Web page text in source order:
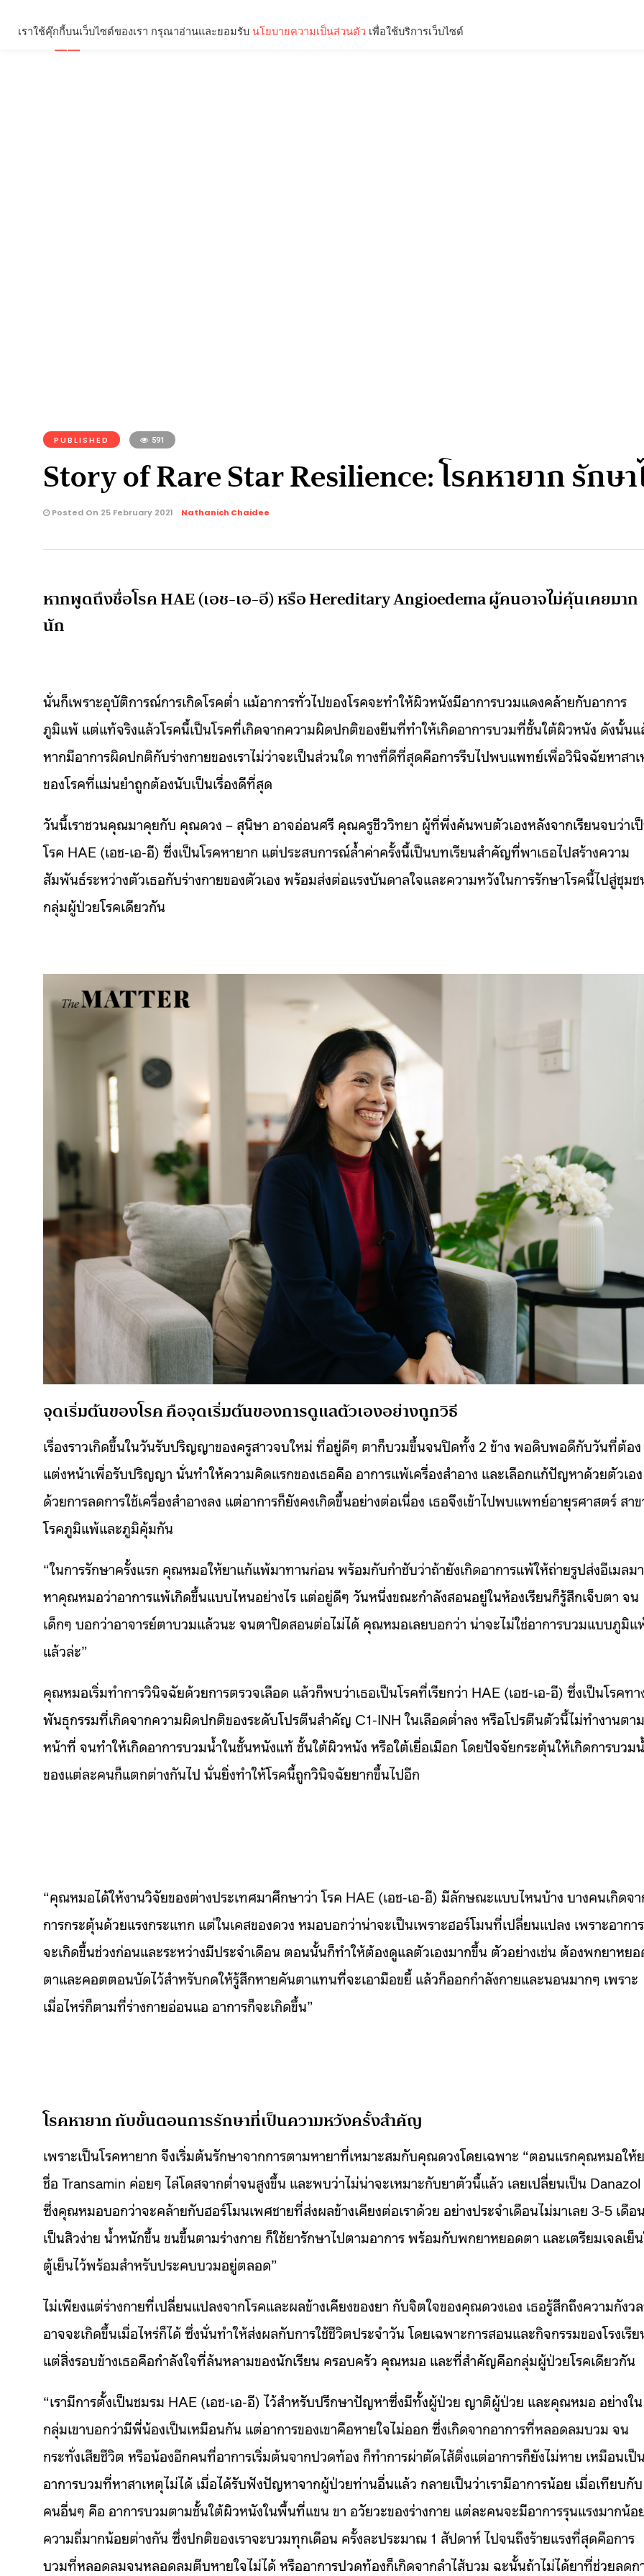
PUBLISHED 591
Story of Rare Star Resilience: โรคหายาก รักษ
Posted On 25 February 2021 Nathanich Chaidee
หากพูดถึงชื่อโรค HAE (เอช-เอ-อี) หรือ Hereditary Angioedema ผู้คนอาจไม่คุ้นเคยมาก
นัก
นั่นก็เพราะอุบัติการณ์การเกิดโรคต่ำ แม้อาการทั่วไปของโรคจะทำให้ผิวหนังมีอาการบวมแดงคล้ายกับอาการ
ภูมิแพ้ แต่แท้จริงแล้วโรคนี้เป็นโรคที่เกิดจากความผิดปกติของยีนที่ทำให้เกิดอาการบวมที่ชั้นใต้ผิวหนัง ดังนั้นแ
หากมีอาการผิดปกติกับร่างกายของเราไม่ว่าจะเป็นส่วนใด ทางที่ดีที่สุดคือการรีบไปพบแพทย์เพื่อวินิจฉัยหาสา
ของโรคที่แม่นยำถูกต้องนับเป็นเรื่องดีที่สุด
วันนี้เราชวนคุณมาคุยกับ คุณดวง – สุนิษา อาจอ่อนศรี คุณครูชีววิทยา ผู้ที่พึ่งค้นพบตัวเองหลังจากเรียนจบว่าเ
โรค HAE (เอช-เอ-อี) ซึ่งเป็นโรคหายาก แต่ประสบการณ์ล้ำค่าครั้งนี้เป็นบทเรียนสำคัญที่พาเธอไปสร้างความ
สัมพันธ์ระหว่างตัวเธอกับร่างกายของตัวเอง พร้อมส่งต่อแรงบันดาลใจและความหวังในการรักษาโรคนี้ไปสู่ชุมช
กลุ่มผู้ป่วยโรคเดียวกัน
จุดเริ่มต้นของโรค คือจุดเริ่มต้นของการดูแลตัวเองอย่างถูกวิธี
เรื่องราวเกิดขึ้นในวันรับปริญญาของครูสาวจบใหม่ ที่อยู่ดีๆ ตาก็บวมขึ้นจนปิดทั้ง 2 ข้าง พอดิบพอดีกับวันที่ต้อง
แต่งหน้าเพื่อรับปริญญา นั่นทำให้ความคิดแรกของเธอคือ อาการแพ้เครื่องสำอาง และเลือกแก้ปัญหาด้วยตัวเอง
ด้วยการลดการใช้เครื่องสำอางลง แต่อาการก็ยังคงเกิดขึ้นอย่างต่อเนื่อง เธอจึงเข้าไปพบแพทย์อายุรศาสตร์ สาข
โรคภูมิแพ้และภูมิคุ้มกัน
“ในการรักษาครั้งแรก คุณหมอให้ยาแก้แพ้มาทานก่อน พร้อมกับกำชับว่าถ้ายังเกิดอาการแพ้ให้ถ่ายรูปส่งอีเมลมา
หาคุณหมอว่าอาการแพ้เกิดขึ้นแบบไหนอย่างไร แต่อยู่ดีๆ วันหนึ่งขณะกำลังสอนอยู่ในห้องเรียนก็รู้สึกเจ็บตา จน
เด็กๆ บอกว่าอาจารย์ตาบวมแล้วนะ จนตาปิดสอนต่อไม่ได้ คุณหมอเลยบอกว่า น่าจะไม่ใช่อาการบวมแบบภูมิแ
แล้วล่ะ”
คุณหมอเริ่มทำการวินิจฉัยด้วยการตรวจเลือด แล้วก็พบว่าเธอเป็นโรคที่เรียกว่า HAE (เอช-เอ-อี) ซึ่งเป็นโรคทา
พันธุกรรมที่เกิดจากความผิดปกติของระดับโปรตีนสำคัญ C1-INH ในเลือดต่ำลง หรือโปรตีนตัวนี้ไม่ทำงานตาม
หน้าที่ จนทำให้เกิดอาการบวมน้ำในชั้นหนังแท้ ชั้นใต้ผิวหนัง หรือใต้เยื่อเมือก โดยปัจจัยกระตุ้นให้เกิดการบวม
ของแต่ละคนก็แตกต่างกันไป นั่นยิ่งทำให้โรคนี้ถูกวินิจฉัยยากขึ้นไปอีก
“คุณหมอได้ให้งานวิจัยของต่างประเทศมาศึกษาว่า โรค HAE (เอช-เอ-อี) มีลักษณะแบบไหนบ้าง บางคนเกิดจ
การกระตุ้นด้วยแรงกระแทก แต่ในเคสของดวง หมอบอกว่าน่าจะเป็นเพราะฮอร์โมนที่เปลี่ยนแปลง เพราะอาการ
จะเกิดขึ้นช่วงก่อนและระหว่างมีประจำเดือน ตอนนั้นก็ทำให้ต้องดูแลตัวเองมากขึ้น ตัวอย่างเช่น ต้องพกยาหย
ตาและคอตตอนบัดไว้สำหรับกดให้รู้สึกหายคันตาแทนที่จะเอามือขยี้ แล้วก็ออกกำลังกายและนอนมากๆ เพราะ
เมื่อไหร่ก็ตามที่ร่างกายอ่อนแอ อาการก็จะเกิดขึ้น”
โรคหายาก กับขั้นตอนการรักษาที่เป็นความหวังครั้งสำคัญ
เพราะเป็นโรคหายาก จึงเริ่มต้นรักษาจากการตามหายาที่เหมาะสมกับคุณดวงโดยเฉพาะ “ตอนแรกคุณหมอให้
ชื่อ Transamin ค่อยๆ ไล่โดสจากต่ำจนสูงขึ้น และพบว่าไม่น่าจะเหมาะกับยาตัวนี้แล้ว เลยเปลี่ยนเป็น Danazol
ซึ่งคุณหมอบอกว่าจะคล้ายกับฮอร์โมนเพศชายที่ส่งผลข้างเคียงต่อเราด้วย อย่างประจำเดือนไม่มาเลย 3-5 เดือน
เป็นสิวง่าย น้ำหนักขึ้น ขนขึ้นตามร่างกาย ก็ใช้ยารักษาไปตามอาการ พร้อมกับพกยาหยอดตา และเตรียมเจลเย็
ตู้เย็นไว้พร้อมสำหรับประคบบวมอยู่ตลอด”
ไม่เพียงแต่ร่างกายที่เปลี่ยนแปลงจากโรคและผลข้างเคียงของยา กับจิตใจของคุณดวงเอง เธอรู้สึกถึงความกังว
อาจจะเกิดขึ้นเมื่อไหร่ก็ได้ ซึ่งนั่นทำให้ส่งผลกับการใช้ชีวิตประจำวัน โดยเฉพาะการสอนและกิจกรรมของโรงเรีย
แต่สิ่งรอบข้างเธอคือกำลังใจที่ล้นหลามของนักเรียน ครอบครัว คุณหมอ และที่สำคัญคือกลุ่มผู้ป่วยโรคเดียวกัน
“เรามีการตั้งเป็นชมรม HAE (เอช-เอ-อี) ไว้สำหรับปรึกษาปัญหาซึ่งมีทั้งผู้ป่วย ญาติผู้ป่วย และคุณหมอ อย่างใน
กลุ่มเขาบอกว่ามีพี่น้องเป็นเหมือนกัน แต่อาการของเขาคือหายใจไม่ออก ซึ่งเกิดจากอาการที่หลอดลมบวม จน
กระทั่งเสียชีวิต หรือน้องอีกคนที่อาการเริ่มต้นจากปวดท้อง ก็ทำการผ่าตัดไส้ติ่งแต่อาการก็ยังไม่หาย เหมือนเป็น
อาการบวมที่หาสาเหตุไม่ได้ เมื่อได้รับฟังปัญหาจากผู้ป่วยท่านอื่นแล้ว กลายเป็นว่าเรามีอาการน้อย เมื่อเทียบกับ
คนอื่นๆ คือ อาการบวมตามชั้นใต้ผิวหนังในพื้นที่แขน ขา อวัยวะของร่างกาย แต่ละคนจะมีอาการรุนแรงมากน้อ
ความถี่มากน้อยต่างกัน ซึ่งปกติของเราจะบวมทุกเดือน ครั้งละประมาณ 1 สัปดาห์ ไปจนถึงร้ายแรงที่สุดคือการ
บวมที่หลอดลมจนหลอดลมตีบหายใจไม่ได้ หรืออาการปวดท้องก็เกิดจากลำไส้บวม ฉะนั้นถ้าไม่ได้ยาที่ช่วยลดก
เราใช้คุ๊กกี้บนเว็บไซต์ของเรา กรุณาอ่านและยอมรับ นโยบายความเป็นส่วนตัว เพื่อใช้บริการเว็บไซต์